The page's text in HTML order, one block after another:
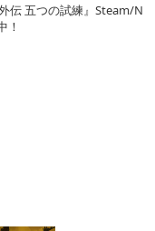
伝 五つの試練』Steam/N
！